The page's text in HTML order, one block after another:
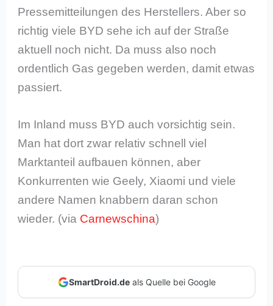
Pressemitteilungen des Herstellers. Aber so
richtig viele BYD sehe ich auf der Straße
aktuell noch nicht. Da muss also noch
ordentlich Gas gegeben werden, damit etwas
passiert.
Im Inland muss BYD auch vorsichtig sein.
Man hat dort zwar relativ schnell viel
Marktanteil aufbauen können, aber
Konkurrenten wie Geely, Xiaomi und viele
andere Namen knabbern daran schon
wieder. (via Carnewschina)
SmartDroid.deals Quelle bei Google